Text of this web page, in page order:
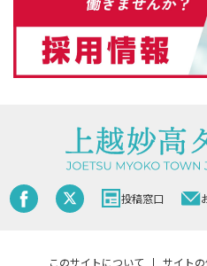
投稿窓口
このサイトについて サイト